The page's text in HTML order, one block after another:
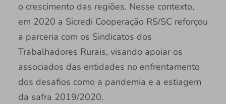
o crescimento das regiões. Nesse contexto,
em 2020 a Sicredi Cooperação RS/SC reforçou
a parceria com os Sindicatos dos
Trabalhadores Rurais, visando apoiar os
associados das entidades no enfrentamento
dos desafios como a pandemia e a estiagem
da safra 2019/2020.